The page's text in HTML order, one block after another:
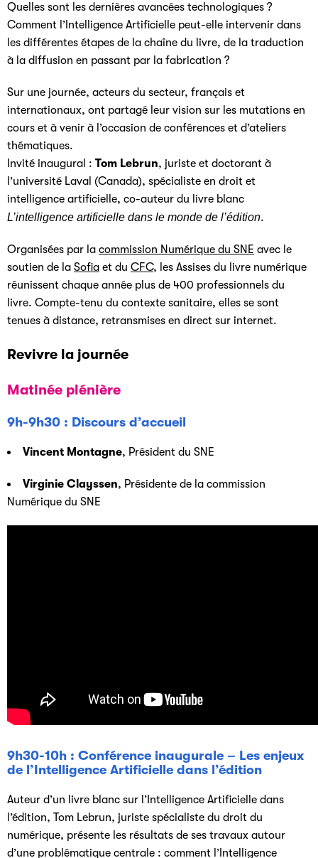
Quelles sont les dernières avancées technologiques ?
Comment l’Intelligence Artificielle peut-elle intervenir dans
les différentes étapes de la chaîne du livre, de la traduction
à la diffusion en passant par la fabrication ?
Sur une journée, acteurs du secteur, français et
internationaux, ont partagé leur vision sur les mutations en
cours et à venir à l’occasion de conférences et d’ateliers
thématiques.
Invité inaugural : Tom Lebrun, juriste et doctorant à
l’université Laval (Canada), spécialiste en droit et
intelligence artificielle, co-auteur du livre blanc
L’intelligence artificielle dans le monde de l’édition.
Organisées par la commission Numérique du SNE avec le
soutien de la Sofia et du CFC, les Assises du livre numérique
réunissent chaque année plus de 400 professionnels du
livre. Compte-tenu du contexte sanitaire, elles se sont
tenues à distance, retransmises en direct sur internet.
Revivre la journée
Matinée plénière
9h-9h30 : Discours d’accueil
Vincent Montagne, Président du SNE
Virginie Clayssen, Présidente de la commission
Numérique du SNE
9h30-10h : Conférence inaugurale – Les enjeux
de l’Intelligence Artificielle dans l’édition
Auteur d’un livre blanc sur l’Intelligence Artificielle dans
l’édition, Tom Lebrun, juriste spécialiste du droit du
numérique, présente les résultats de ses travaux autour
d’une problématique centrale : comment l’Intelligence